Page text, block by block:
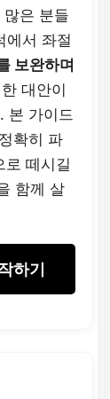
은 분들
에서 좌절
보완하며
대안이
본 가이드
확히 파
로 떼시길
함께 살
하기